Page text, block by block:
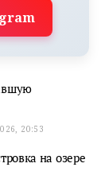
20:53
на озере